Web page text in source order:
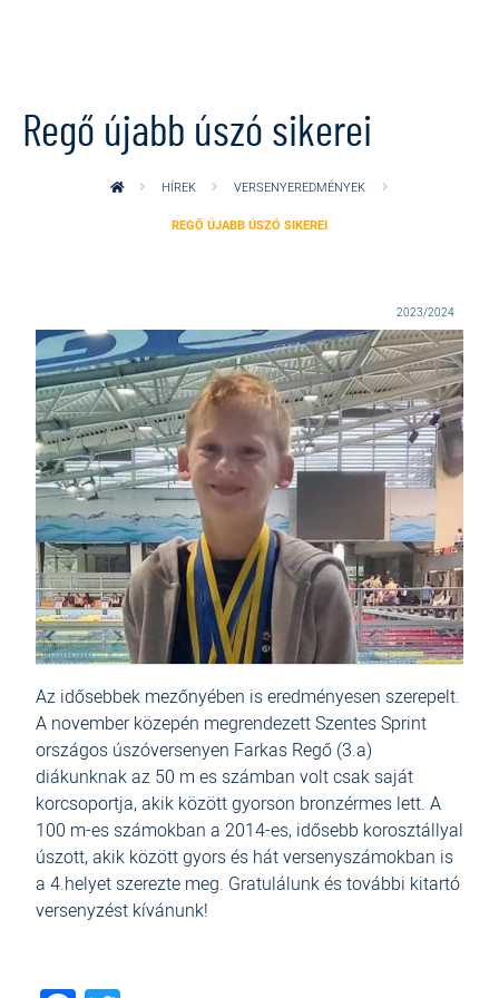
Regő újabb úszó sikerei
HÍREK VERSENYEREDMÉNYEK
REGŐ ÚJABB ÚSZÓ SIKEREI
2023/2024
Az idősebbek mezőnyében is eredményesen szerepelt.
A november közepén megrendezettSzentes Sprint
országos úszóversenyen Farkas Regő (3.a)
diákunknak az 50 m es számban volt csak saját
korcsoportja, akik között gyorson bronzérmes lett. A
100 m-es számokban a 2014-es, idősebb korosztállyal
úszott, akik közöttgyors és hát versenyszámokban is
a 4.helyet szerezte meg. Gratulálunk és további kitartó
versenyzést kívánunk!